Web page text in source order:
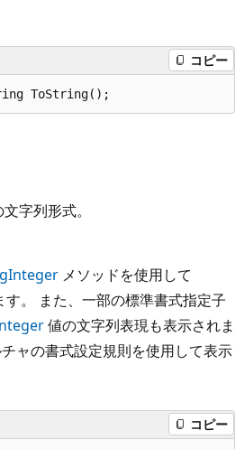
コピー
ToString();
字列形式。
メソッドを使用して
す。 また、一部の標準書式指定子
値の文字列表現も表示されま
ャの書式設定規則を使用して表示
コピー